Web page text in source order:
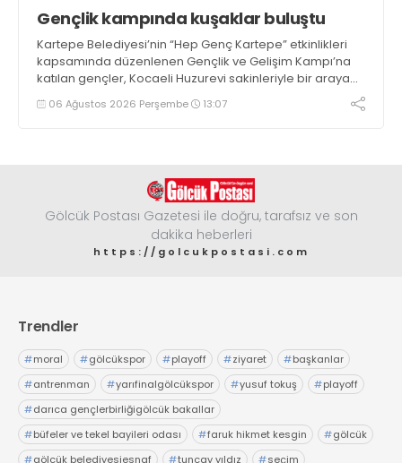
Gençlik kampında kuşaklar buluştu
Kartepe Belediyesi’nin “Hep Genç Kartepe” etkinlikleri
kapsamında düzenlenen Gençlik ve Gelişim Kampı’na
katılan gençler, Kocaeli Huzurevi sakinleriyle bir araya
geldi06 Ağustos 2026 Perşembe 13:07
Gölcük Postası Gazetesi ile doğru, tarafsız ve son
dakika heberleri
https://golcukpostasi.com
Trendler
#moral #gölcükspor #playoff #ziyaret #başkanlar
#antrenman #yarıfinalgölcükspor #yusuf tokuş #playoff
#darıca gençlerbirliğigölcük bakallar
#büfeler ve tekel bayileri odası #faruk hikmet kesgin #gölcük
#gölcük belediyesiesnaf #tuncay yıldız #seçim